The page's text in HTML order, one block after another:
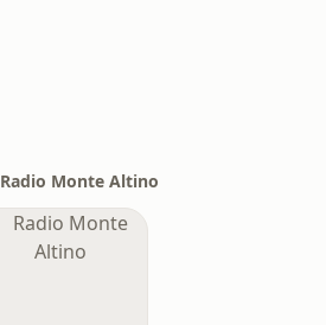
Radio Monte Altino